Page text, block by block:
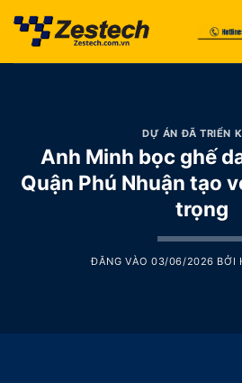
qua
DỰ ÁN ĐÃ TRIỂN
Anh Minh bọc ghế
Quận Phú Nhuận tạo
trọng
ĐĂNG VÀO03/06/2026 BỞI